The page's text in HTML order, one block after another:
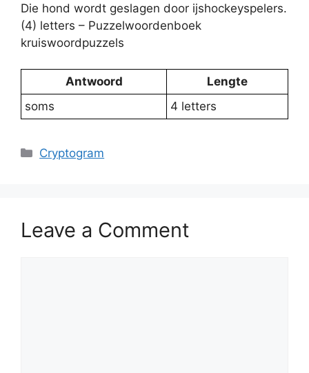
Die hond wordt geslagen door ijshockeyspelers.
(4) letters – Puzzelwoordenboek
kruiswoordpuzzels
Antwoord
Lengte
soms
4 letters
Categories
Cryptogram
Leave a Comment